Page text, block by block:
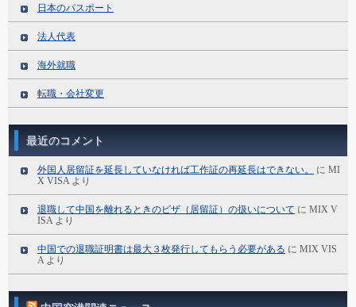
日本のパスポート
法人代表
海外就職
転職・会社変更
最近のコメント
外国人居留証を延長していなければ工作証の再延長はできない。 に MI
X VISAより
退職して中国を離れるときのビザ（居留証）の扱いについて に MIX V
ISAより
中国での退職証明書は最大３枚発行してもらう必要がある に MIX VIS
Aより